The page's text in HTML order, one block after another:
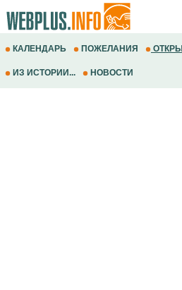
КАЛЕНДАРЬ ПОЖЕЛАНИЯ
ИЗ ИСТОРИИ... НОВОСТИ